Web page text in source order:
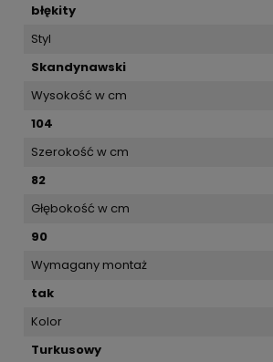
błękity
Styl
Skandynawski
Wysokość w cm
104
Szerokość w cm
82
Głębokość w cm
90
Wymagany montaż
tak
Kolor
Turkusowy